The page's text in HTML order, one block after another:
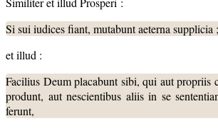
Si sui iudices fiant, mutabunt aeterna supplicia ;
et illud :
Facilius Deum placabunt sibi, qui aut propriis
produnt, aut nescientibus aliis in se
ferunt,